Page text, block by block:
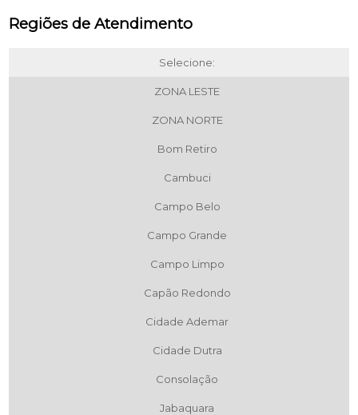
Regiões de Atendimento
Selecione:
ZONA LESTE
ZONA NORTE
Bom Retiro
Cambuci
Campo Belo
Campo Grande
Campo Limpo
Capão Redondo
Cidade Ademar
Cidade Dutra
Consolação
Jabaquara